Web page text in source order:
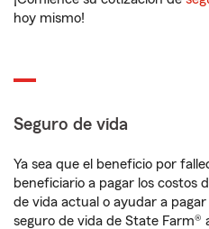
hoy mismo!
Seguro de vida
Ya sea que el beneficio por
beneficiario a pagar los costos
de vida actual o ayudar a pagar
seguro de vida de State Farm®